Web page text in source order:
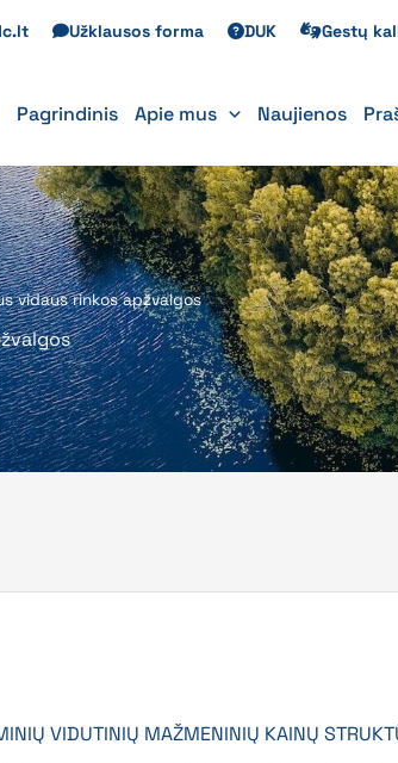
Užklausos forma DUK Gestų
Pagrindinis Apie mus Naujienos
vidaus rinkos apžvalgos
VIDUTINIŲ MAŽMENINIŲ KAINŲ